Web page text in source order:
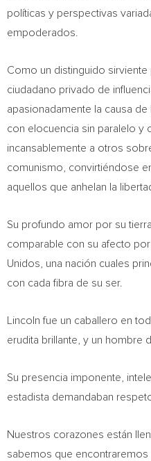
políticas y perspectivas
empoderados.
Como un distinguido
ciudadano privado de
apasionadamente la causa de
con elocuencia sin paralelo y
incansablemente a otros
comunismo, convirtiéndose
aquellos que anhelan la
Su profundo amor por su
comparable con su afecto
Unidos, una nación cuales
con cada fibra de su ser.
Lincoln fue un caballero en
erudita brillante, y un hombre
Su presencia imponente,
estadista demandaban
Nuestros corazones están
sabemos que